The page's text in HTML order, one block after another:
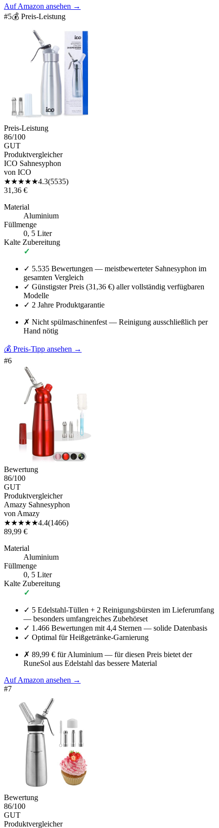
Auf Amazon ansehen →
#5💰 Preis-Leistung
Preis-Leistung
86/100
GUT
Produktvergleicher
ICO Sahnesyphon
von ICO
★★★★★4.3(5535)
31,36 €
Material
Aluminium
Füllmenge
0, 5 Liter
Kalte Zubereitung
✓
✓ 5.535 Bewertungen — meistbewerteter Sahnesyphon im
gesamten Vergleich
✓ Günstigster Preis (31,36 €) aller vollständig verfügbaren
Modelle
✓ 2 Jahre Produktgarantie
✗ Nicht spülmaschinenfest — Reinigung ausschließlich per
Hand nötig
💰 Preis-Tipp ansehen →
#6
Bewertung
86/100
GUT
Produktvergleicher
Amazy Sahnesyphon
von Amazy
★★★★★4.4(1466)
89,99 €
Material
Aluminium
Füllmenge
0, 5 Liter
Kalte Zubereitung
✓
✓ 5 Edelstahl-Tüllen + 2 Reinigungsbürsten im Lieferumfang
— besonders umfangreiches Zubehörset
✓ 1.466 Bewertungen mit 4,4 Sternen — solide Datenbasis
✓ Optimal für Heißgetränke-Garnierung
✗ 89,99 € für Aluminium — für diesen Preis bietet der
RuneSol aus Edelstahl das bessere Material
Auf Amazon ansehen →
#7
Bewertung
86/100
GUT
Produktvergleicher